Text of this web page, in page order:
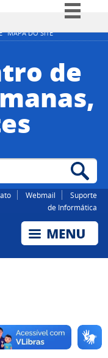
MAPA DO SITE
Simplifique!
Participe
Legislação
Canais
de
Webmail
Suporte
de Informática